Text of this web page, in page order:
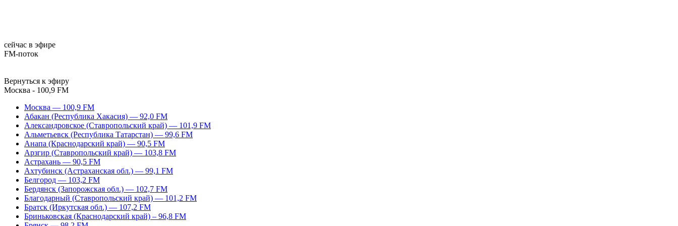
сейчас в эфире
FM-поток
Вернуться к эфиру
Москва - 100,9 FM
Москва — 100,9 FM
Абакан (Республика Хакасия) — 92,0 FM
Александровское (Ставропольский край) — 101,9 FM
Альметьевск (Республика Татарстан) — 99,6 FM
Анапа (Краснодарский край) — 90,5 FM
Арзгир (Ставропольский край) — 103,8 FM
Астрахань — 90,5 FM
Ахтубинск (Астраханская обл.) — 99,1 FM
Белгород — 103,2 FM
Бердянск (Запорожская обл.) — 102,7 FM
Благодарный (Ставропольский край) — 101,2 FM
Братск (Иркутская обл.) — 107,2 FM
Бриньковская (Краснодарский край) – 96,8 FM